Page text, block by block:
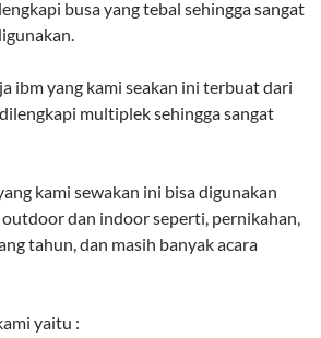
busa yang tebal sehingga sangat
ibm yang kami seakan ini terbuat dari
multiplek sehingga sangat
kami sewakan ini bisa digunakan
dan indoor seperti, pernikahan,
tahun, dan masih banyak acara
yaitu :